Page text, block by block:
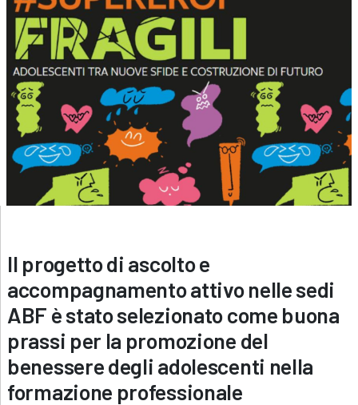
Il progetto di ascolto e
accompagnamento attivo nelle sedi
ABF è stato selezionato come buona
prassi per la promozione del
benessere degli adolescenti nella
formazione professionale